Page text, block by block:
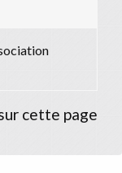
cette page